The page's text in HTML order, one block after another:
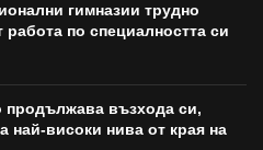
гимназии трудно
работа по специалността си
продължава възхода си,
най-високи нива от края на